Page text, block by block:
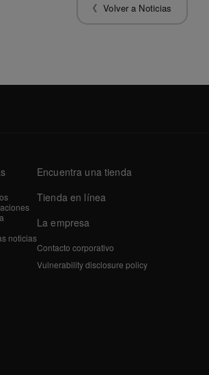
Volver a Noticias
noticias
Encuentra una tienda
Tienda en línea
La empresa
Contacto corporativo
Vulnerability disclosure policy